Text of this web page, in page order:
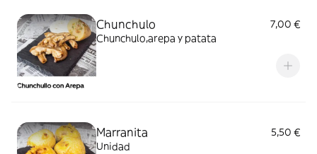
Chunchulo
7,00 €
Chunchulo,arepa y patata
Marranita
5,50 €
Unidad